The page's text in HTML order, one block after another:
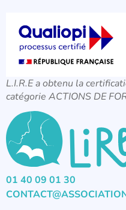
L.I.R.E a obtenu la
catégorie ACTIONS DE
01 40 09 01 30